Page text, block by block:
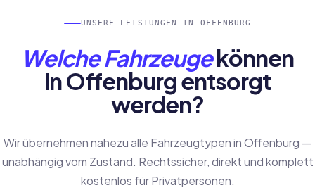
UNSERE LEISTUNGEN IN OFFENBURG
Welche Fahrzeugekönnen
in Offenburg entsorgt
werden?
Wir übernehmen nahezu alle Fahrzeugtypen in Offenburg —
unabhängig vom Zustand. Rechtssicher, direkt und komplett
kostenlos für Privatpersonen.